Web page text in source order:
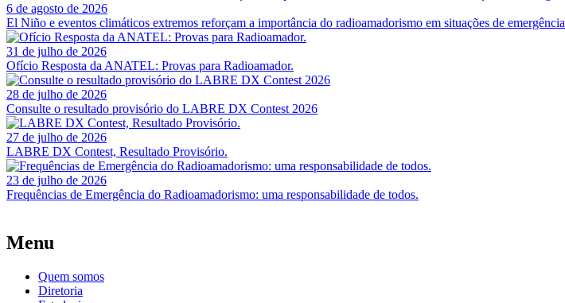
6 de agosto de 2026
El Niño e eventos climáticos extremos reforçam a importância do radioamadorismo em situações de emergência
31 de julho de 2026
Ofício Resposta da ANATEL: Provas para Radioamador.
28 de julho de 2026
Consulte o resultado provisório do LABRE DX Contest 2026
27 de julho de 2026
LABRE DX Contest, Resultado Provisório.
23 de julho de 2026
Frequências de Emergência do Radioamadorismo: uma responsabilidade de todos.
Menu
Quem somos
Diretoria